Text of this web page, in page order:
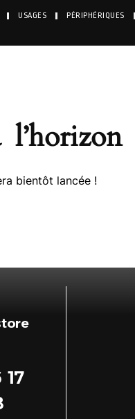
USAGES PÉRIPHÉRIQUES
bientôt lancée !